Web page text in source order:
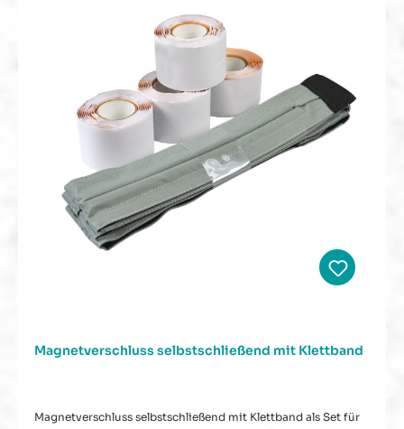
Magnetverschluss selbstschließend mit Klettband
Magnetverschluss selbstschließend mit Klettband als Set für